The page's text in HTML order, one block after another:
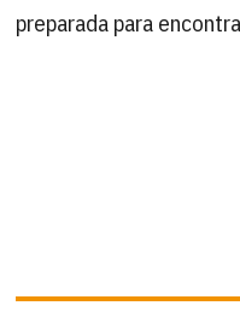
preparada para